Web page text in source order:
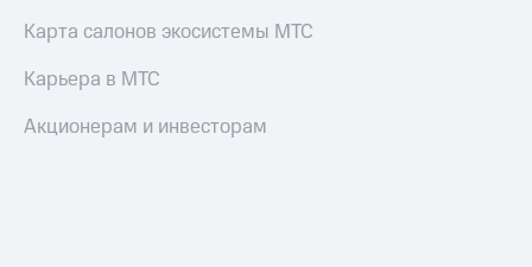
Карта салонов экосистемы МТС
Карьера в МТС
Акционерам и инвесторам